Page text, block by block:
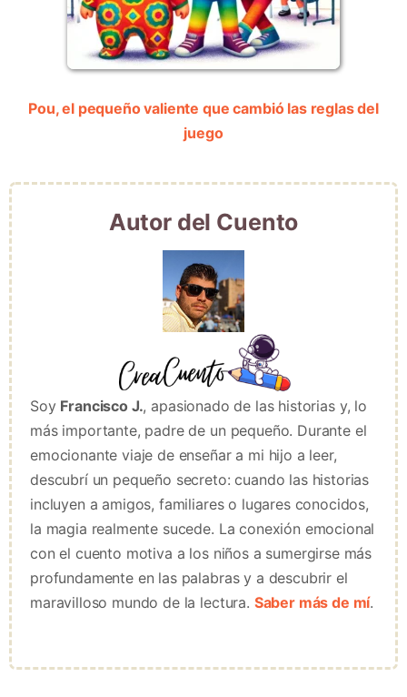
Pou, el pequeño valiente que cambió las reglas del
juego
Autor del Cuento
Soy Francisco J., apasionado de las historias y, lo
más importante, padre de un pequeño. Durante el
emocionante viaje de enseñar a mi hijo a leer,
descubrí un pequeño secreto: cuando las historias
incluyen a amigos, familiares o lugares conocidos,
la magia realmente sucede. La conexión emocional
con el cuento motiva a los niños a sumergirse más
profundamente en las palabras y a descubrir el
maravilloso mundo de la lectura. Saber más de mí.